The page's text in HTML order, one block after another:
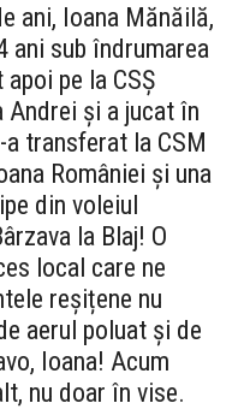
ani, Ioana Mănăilă,
ani sub îndrumarea
pe la CSȘ
Andrei și a jucat în
transferat la CSM
României și una
din voleiul
la Blaj! O
local care ne
reșițene nu
aerul poluat și de
Ioana! Acum
nu doar în vise.